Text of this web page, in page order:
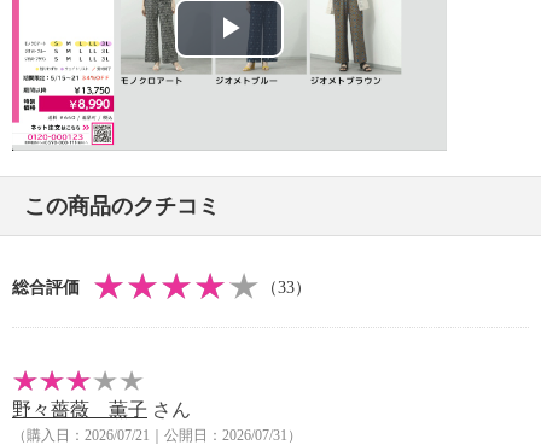
・長時間照射による変退色注意
・水や汗などによる色落ち、色移り注意
・摩擦による色落ち、色移り注意
・過度な力をかけない
・ネット使用
【個体差あり】
【原産国（地）】
Play
この商品のクチコミ
総合評価 （33）
野々薔薇 薫子 さん
（購入日：2026/07/21｜公開日：2026/07/31）